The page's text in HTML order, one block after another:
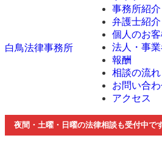
白鳥法律事務所
事務所紹介
弁護士紹介
個人のお客
法人・事
報酬
相談の流れ
お問い合
アクセス
夜間・土曜・日曜の法律相談も受付中で